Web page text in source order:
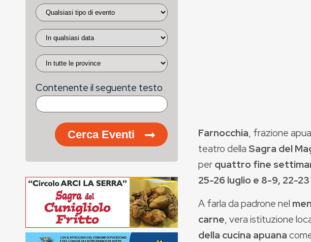
Farnocchia, frazione
teatro dellaSagra del
perquattro fine
25-26 luglio e 8-9, 22-
A farla da padrone nel
carne, vera istituzione
della cucina apuana
Contenente il seguente testo
Cerca Eventi